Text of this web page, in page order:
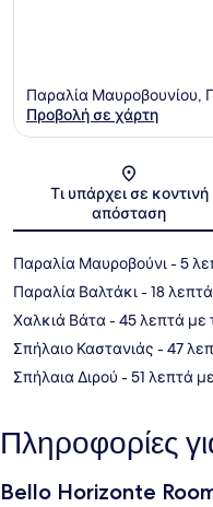
Παραλία Μαυροβουνίου,
Προβολή σε χάρτη
Τι υπάρχει σε κοντινή
απόσταση
Παραλία Μαυροβούνι- 5
Παραλία Βαλτάκι- 18
Χαλκιά Βάτα- 45 λεπτά με
Σπήλαιο Καστανιάς - 47
Σπήλαια Διρού - 51 λεπτά
Πληροφορίες
Bello Horizonte